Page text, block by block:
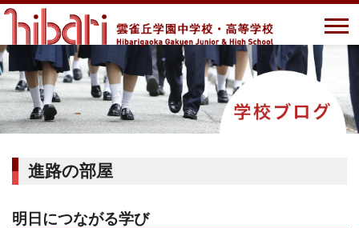
進路の部屋
明日につながる学び